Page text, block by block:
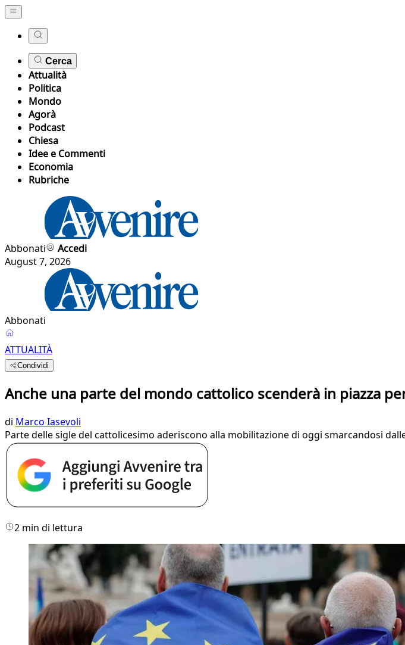
Cerca
Attualità
Politica
Mondo
Agorà
Podcast
Chiesa
Idee e Commenti
Economia
Rubriche
Abbonati
Accedi
August 7, 2026
Abbonati
ATTUALITÀ
Condividi
Anche una parte del mondo cattolico scenderà in piazza
di Marco Iasevoli
Parte delle sigle del cattolicesimo aderiscono alla mobilitazione di oggi smarcandosi
2 min di lettura